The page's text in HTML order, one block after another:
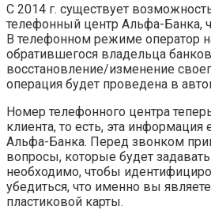
С 2014 г. существует
телефонный центр Альфа-Банка,
В телефонном режиме оператор
обратившегося владельца
восстановление/изменение
операция будет проведена в
Номер телефонного центра
клиента, то есть, эта информация
Альфа-Банка. Перед звонком
вопросы, которые будет
необходимо, чтобы
убедиться, что именно вы
пластиковой карты.